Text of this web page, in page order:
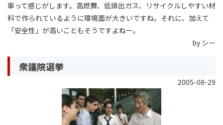
車って感じがします。高燃費、低排出ガス、リサイクルしやすい材
料で作られているように環境面が大きいですね。それに、加えて
「安全性」が高いこともそうですよねー。
by シー
衆議院選挙
2005-08-29